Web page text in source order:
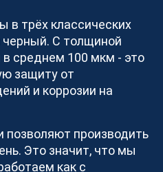
в трёх классических
черный. С толщиной
среднем 100 мкм - это
защиту от
и коррозии на
производить
Это значит, что мы
как с